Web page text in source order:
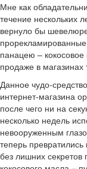
Мне как
течение нескольких
вернуло бы
панацею – кокосовое
продаже в магазинах
Данное чудо-
интернет-магазина
после чего ни на
несколько недель
невооруженным
теперь
без лишних секретов